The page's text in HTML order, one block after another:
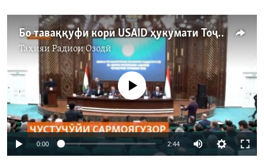
Бо таваққуфи кори USAID ҳукумати Тоҷикистон сармоягузор меҷӯяд
ТаҳияиРадиои Озодӣ
Феълан кор намекунад
0:00 2:44 Auto